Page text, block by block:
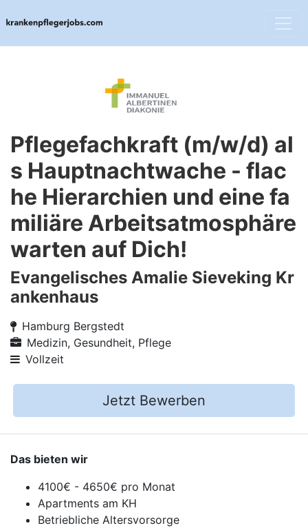
Pflegefachkraft (m/w/d) al
s Hauptnachtwache - flac
he Hierarchien und eine fa
miliäre Arbeitsatmosphäre
warten auf Dich!
Evangelisches Amalie Sieveking Kr
ankenhaus
Hamburg Bergstedt
Medizin, Gesundheit, Pflege
Vollzeit
Jetzt Bewerben
Das bieten wir
4100€ - 4650€ pro Monat
Apartments am KH
Betriebliche Altersvorsorge